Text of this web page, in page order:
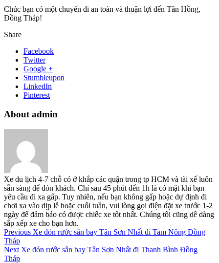
Chúc bạn có một chuyến đi an toàn và thuận lợi đến Tân Hồng,
Đồng Tháp!
Share
Facebook
Twitter
Google +
Stumbleupon
LinkedIn
Pinterest
About admin
Xe du lịch 4-7 chỗ có ở khắp các quận trong tp HCM và tài xế luôn
sẵn sàng để đón khách. Chỉ sau 45 phút đến 1h là có mặt khi bạn
yêu cầu đi xa gấp. Tuy nhiên, nếu bạn không gấp hoặc dự định đi
chơi xa vào dịp lễ hoặc cuối tuần, vui lòng gọi điện đặt xe trước 1-2
ngày để đảm bảo có được chiếc xe tốt nhất. Chúng tôi cũng dễ dàng
sắp xếp xe cho bạn hơn.
Previous Xe đón rước sân bay Tân Sơn Nhất đi Tam Nông Đồng
Tháp
Next Xe đón rước sân bay Tân Sơn Nhất đi Thanh Bình Đồng
Tháp